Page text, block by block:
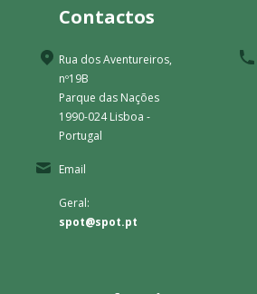
Contactos
Rua dos Aventureiros,
nº19B
Parque das Nações
1990-024 Lisboa -
Portugal
Email
Geral:
spot@spot.pt